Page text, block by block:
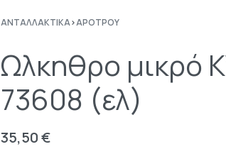
ΑΝΤΑΛΛΑΚΤΙΚΆ›ΑΡΌΤΡΟΥ
Ωλκηθρο μικρό
73608 (ελ)
35,50€